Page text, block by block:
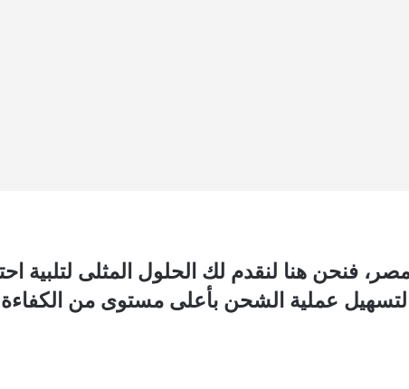
هنا لنقدم لك الحلول المثلى لتلبية
عملية الشحن بأعلى مستوى من الكفاءة